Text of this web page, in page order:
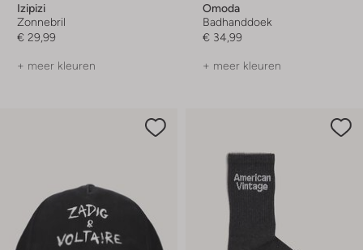
Izipizi
Zonnebril
€ 29,99
+ meer kleuren
Omoda
Badhanddoek
€ 34,99
+ meer kleuren